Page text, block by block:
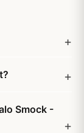
Smock -